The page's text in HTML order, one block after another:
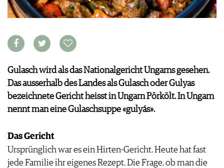
WINEGUIDES
EXTRAS
ABO
ARCHIV
VORTEILSWELT
APPS
BILDSTRECKEN
BÜCHER
NEWS
WEINSZENE
VINOPHILES
ARCHIV
ANMELDEN
GEWINNSPIELE
NEWSLETTER
Gulasch wird als das Nationalgericht Ungarns gesehen.
Das ausserhalb des Landes als Gulasch oder Gulyas
bezeichnete Gericht heisst in Ungarn Pörkölt. In Ungarn
nennt man eine Gulaschsuppe «gulyás».
Das Gericht
Ursprünglich war es ein Hirten-Gericht. Heute hat fast
jede Familie ihr eigenes Rezept. Die Frage, ob man die